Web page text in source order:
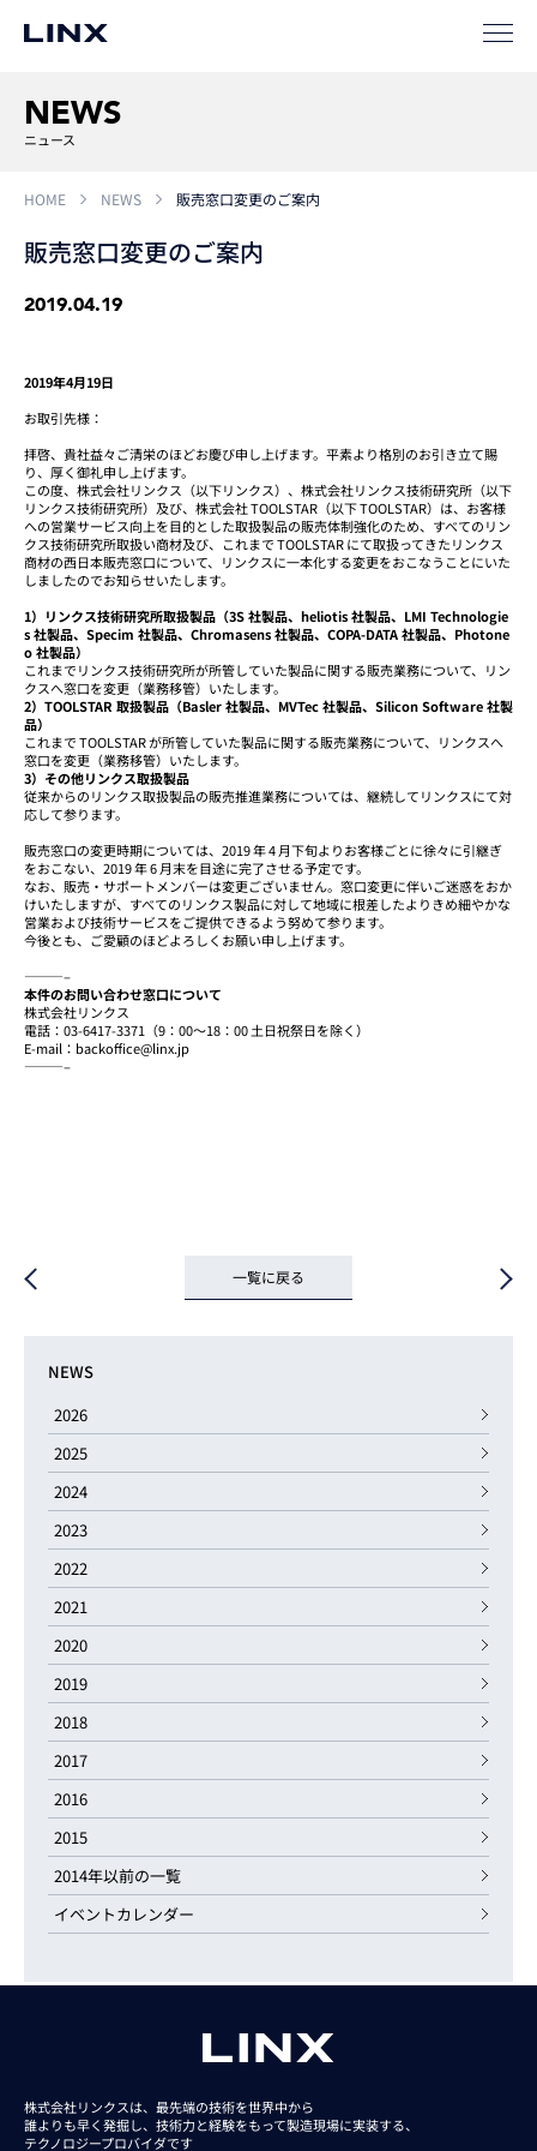
企業
NEWS
ニュース
HOME NEWS 販売窓口変更のご案内
販売窓口変更のご案内
2019.04.19
2019年4月19日
お取引先様：
拝啓、貴社益々ご清栄のほどお慶び申し上げます。平素より格別のお引き立て賜
り、厚く御礼申し上げます。
この度、株式会社リンクス（以下リンクス）、株式会社リンクス技術研究所（以下
リンクス技術研究所）及び、株式会社 TOOLSTAR（以下 TOOLSTAR）は、お客様
への営業サービス向上を目的とした取扱製品の販売体制強化のため、すべてのリン
クス技術研究所取扱い商材及び、これまで TOOLSTAR にて取扱ってきたリンクス
商材の西日本販売窓口について、リンクスに一本化する変更をおこなうことにいた
しましたのでお知らせいたします。
1）リンクス技術研究所取扱製品（3S 社製品、heliotis 社製品、LMI Technologie
s 社製品、Specim 社製品、Chromasens 社製品、COPA-DATA 社製品、Photone
o 社製品）
これまでリンクス技術研究所が所管していた製品に関する販売業務について、リン
クスへ窓口を変更（業務移管）いたします。
2）TOOLSTAR 取扱製品（Basler 社製品、MVTec 社製品、Silicon Software 社製
品）
これまで TOOLSTAR が所管していた製品に関する販売業務について、リンクスへ
窓口を変更（業務移管）いたします。
3）その他リンクス取扱製品
従来からのリンクス取扱製品の販売推進業務については、継続してリンクスにて対
応して参ります。
販売窓口の変更時期については、2019 年 4 月下旬よりお客様ごとに徐々に引継ぎ
をおこない、2019 年 6 月末を目途に完了させる予定です。
なお、販売・サポートメンバーは変更ございません。窓口変更に伴いご迷惑をおか
けいたしますが、すべてのリンクス製品に対して地域に根差したよりきめ細やかな
営業および技術サービスをご提供できるよう努めて参ります。
今後とも、ご愛顧のほどよろしくお願い申し上げます。
———–
本件のお問い合わせ窓口について
株式会社リンクス
電話：03-6417-3371（9：00～18：00 土日祝祭日を除く）
E-mail：backoffice@linx.jp
———–
一覧に戻る
NEWS
2026
2025
2024
2023
2022
2021
2020
2019
2018
2017
2016
2015
2014年以前の一覧
イベントカレンダー
株式会社リンクスは、最先端の技術を世界中から
誰よりも早く発掘し、技術力と経験をもって製造現場に実装する、
テクノロジープロバイダです